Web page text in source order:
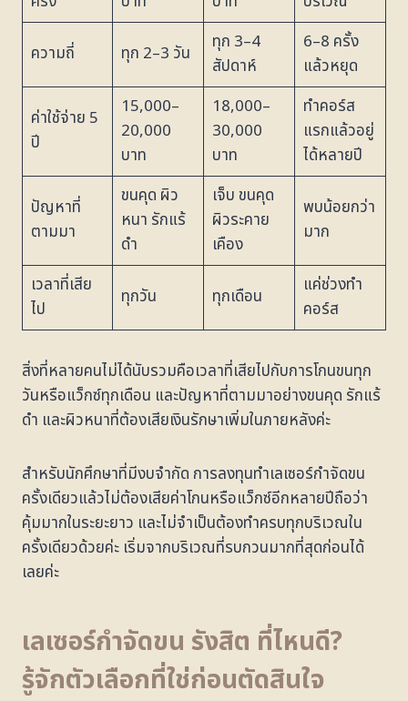
ความถี่ ทุก 2–3 วัน
ทุก 3–4
สัปดาห์
6–8 ครั้ง
แล้วหยุด
ค่าใช้จ่าย 5
ปี
15,000–
20,000
บาท
18,000–
30,000
บาท
ทำคอร์ส
แรกแล้วอยู่
ได้หลายปี
ปัญหาที่
ตามมา
ขนคุด ผิว
หนา รักแร้
ดำ
เจ็บ ขนคุด
ผิวระคาย
เคือง
พบน้อยกว่า
มาก
เวลาที่เสีย
ไป
ทุกวัน ทุกเดือน
แค่ช่วงทำ
คอร์ส
สิ่งที่หลายคนไม่ได้นับรวมคือเวลาที่เสียไปกับการโกนขนทุก
วันหรือแว็กซ์ทุกเดือน และปัญหาที่ตามมาอย่างขนคุด รักแร้
ดำ และผิวหนาที่ต้องเสียเงินรักษาเพิ่มในภายหลังค่ะ
สำหรับนักศึกษาที่มีงบจำกัด การลงทุนทำเลเซอร์กำจัดขน
ครั้งเดียวแล้วไม่ต้องเสียค่าโกนหรือแว็กซ์อีกหลายปีถือว่า
คุ้มมากในระยะยาว และไม่จำเป็นต้องทำครบทุกบริเวณใน
ครั้งเดียวด้วยค่ะ เริ่มจากบริเวณที่รบกวนมากที่สุดก่อนได้
เลยค่ะ
เลเซอร์กำจัดขน รังสิต ที่ไหนดี?
รู้จักตัวเลือกที่ใช่ก่อนตัดสินใจ